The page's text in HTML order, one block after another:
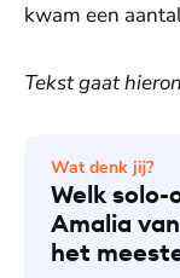
kwam een
Tekst gaat
Wat denk jij?
Welk solo-
Amalia
het